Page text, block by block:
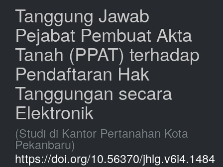
Tanggung Jawab
Pejabat Pembuat Akta
Tanah (PPAT) terhadap
Pendaftaran Hak
Tanggungan secara
Elektronik
(Studi di Kantor Pertanahan Kota
Pekanbaru)
https://doi.org/10.56370/jhlg.v6i4.1484